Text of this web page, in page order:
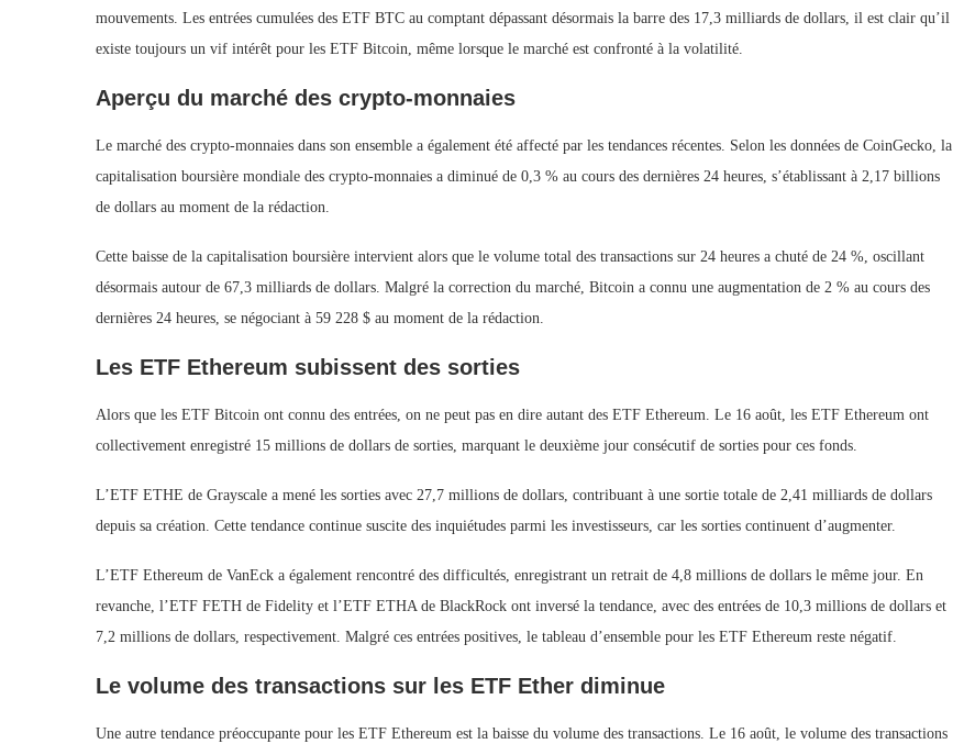
mouvements. Les entrées cumulées des ETF BTC au comptant dépassant désormais la barre des 17,3 milliards de dollars, il est clair qu’il
existe toujours un vif intérêt pour les ETF Bitcoin, même lorsque le marché est confronté à la volatilité.
Aperçu du marché des crypto-monnaies
Le marché des crypto-monnaies dans son ensemble a également été affecté par les tendances récentes. Selon les données de CoinGecko, la
capitalisation boursière mondiale des crypto-monnaies a diminué de 0,3 % au cours des dernières 24 heures, s’établissant à 2,17 billions
de dollars au moment de la rédaction.
Cette baisse de la capitalisation boursière intervient alors que le volume total des transactions sur 24 heures a chuté de 24 %, oscillant
désormais autour de 67,3 milliards de dollars. Malgré la correction du marché, Bitcoin a connu une augmentation de 2 % au cours des
dernières 24 heures, se négociant à 59 228 $ au moment de la rédaction.
Les ETF Ethereum subissent des sorties
Alors que les ETF Bitcoin ont connu des entrées, on ne peut pas en dire autant des ETF Ethereum. Le 16 août, les ETF Ethereum ont
collectivement enregistré 15 millions de dollars de sorties, marquant le deuxième jour consécutif de sorties pour ces fonds.
L’ETF ETHE de Grayscale a mené les sorties avec 27,7 millions de dollars, contribuant à une sortie totale de 2,41 milliards de dollars
depuis sa création. Cette tendance continue suscite des inquiétudes parmi les investisseurs, car les sorties continuent d’augmenter.
L’ETF Ethereum de VanEck a également rencontré des difficultés, enregistrant un retrait de 4,8 millions de dollars le même jour. En
revanche, l’ETF FETH de Fidelity et l’ETF ETHA de BlackRock ont ​​inversé la tendance, avec des entrées de 10,3 millions de dollars et
7,2 millions de dollars, respectivement. Malgré ces entrées positives, le tableau d’ensemble pour les ETF Ethereum reste négatif.
Le volume des transactions sur les ETF Ether diminue
Une autre tendance préoccupante pour les ETF Ethereum est la baisse du volume des transactions. Le 16 août, le volume des transactions